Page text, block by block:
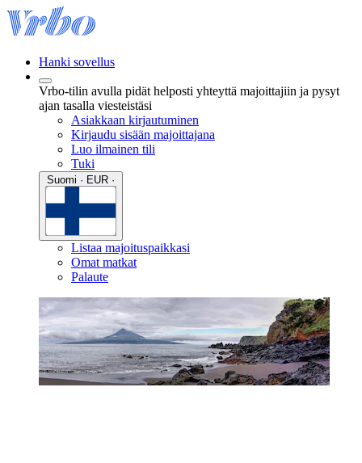
Hanki sovellus
Vrbo-tilin avulla pidät helposti yhteyttä majoittajiin ja pysyt
ajan tasalla viesteistäsi
Asiakkaan kirjautuminen
Kirjaudu sisään majoittajana
Luo ilmainen tili
Tuki
Listaa majoituspaikkasi
Omat matkat
Palaute